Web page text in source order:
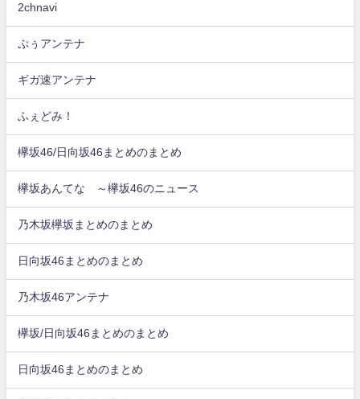
2chnavi
ぷぅアンテナ
ギガ速アンテナ
ふぇどみ！
欅坂46/日向坂46まとめのまとめ
欅坂あんてな ～欅坂46のニュース
乃木坂欅坂まとめのまとめ
日向坂46まとめのまとめ
乃木坂46アンテナ
欅坂/日向坂46まとめのまとめ
日向坂46まとめのまとめ